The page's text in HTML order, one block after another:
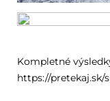
Kompletné
https://pretekaj.sk/